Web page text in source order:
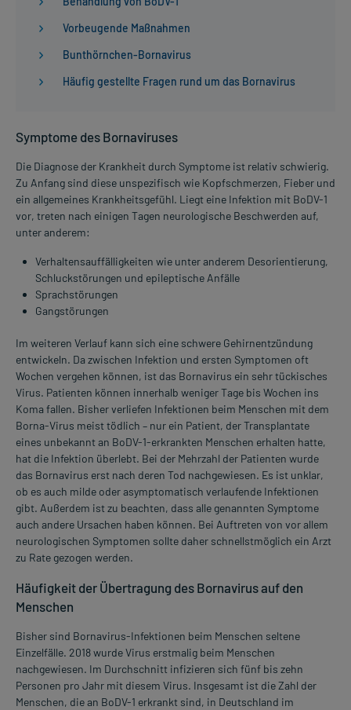
Vorbeugende Maßnahmen
Bunthörnchen-Bornavirus
Häufig gestellte Fragen rund um das Bornavirus
Symptome des Bornaviruses
Die Diagnose der Krankheit durch Symptome ist relativ schwierig.
Zu Anfang sind diese unspezifisch wie Kopfschmerzen, Fieber und
ein allgemeines Krankheitsgefühl. Liegt eine Infektion mit BoDV-1
vor, treten nach einigen Tagen neurologische Beschwerden auf,
unter anderem:
Verhaltensauffälligkeiten wie unter anderem Desorientierung,
Schluckstörungen und epileptische Anfälle
Sprachstörungen
Gangstörungen
Im weiteren Verlauf kann sich eine schwere Gehirnentzündung
entwickeln. Da zwischen Infektion und ersten Symptomen oft
Wochen vergehen können, ist das Bornavirus ein sehr tückisches
Virus. Patienten können innerhalb weniger Tage bis Wochen ins
Koma fallen. Bisher verliefen Infektionen beim Menschen mit dem
Borna-Virus meist tödlich – nur ein Patient, der Transplantate
eines unbekannt an BoDV-1-erkrankten Menschen erhalten hatte,
hat die Infektion überlebt. Bei der Mehrzahl der Patienten wurde
das Bornavirus erst nach deren Tod nachgewiesen. Es ist unklar,
ob es auch milde oder asymptomatisch verlaufende Infektionen
gibt. Außerdem ist zu beachten, dass alle genannten Symptome
auch andere Ursachen haben können. Bei Auftreten von vor allem
neurologischen Symptomen sollte daher schnellstmöglich ein Arzt
zu Rate gezogen werden.
Häufigkeit der Übertragung des Bornavirus auf den
Menschen
Bisher sind Bornavirus-Infektionen beim Menschen seltene
Einzelfälle. 2018 wurde Virus erstmalig beim Menschen
nachgewiesen. Im Durchschnitt infizieren sich fünf bis zehn
Personen pro Jahr mit diesem Virus. Insgesamt ist die Zahl der
Menschen, die an BoDV-1 erkrankt sind, in Deutschland im